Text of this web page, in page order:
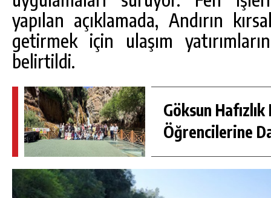
yapılan açıklamada, Andırın
getirmek için ulaşım
belirtildi.
Göksun Hafızlık
Öğrencilerine